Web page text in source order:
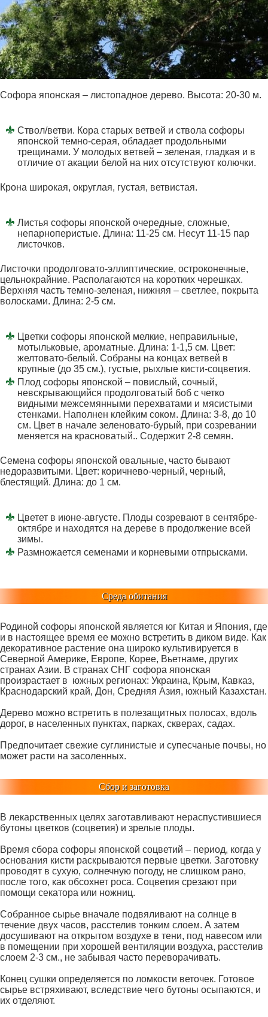
Софора японская – листопадное дерево. Высота: 20-30 м.
Ствол/ветви. Кора старых ветвей и ствола софоры
японской темно-серая, обладает продольными
трещинами. У молодых ветвей – зеленая, гладкая и в
отличие от акации белой на них отсутствуют колючки.
Крона широкая, округлая, густая, ветвистая.
Листья софоры японской очередные, сложные,
непарноперистые. Длина: 11-25 см. Несут 11-15 пар
листочков.
Листочки продолговато-эллиптические, остроконечные,
цельнокрайние. Располагаются на коротких черешках.
Верхняя часть темно-зеленая, нижняя – светлее, покрыта
волосками. Длина: 2-5 см.
Цветки софоры японской мелкие, неправильные,
мотыльковые, ароматные. Длина: 1-1,5 см. Цвет:
желтовато-белый. Собраны на концах ветвей в
крупные (до 35 см.), густые, рыхлые кисти-соцветия.
Плод софоры японской – повислый, сочный,
невскрывающийся продолговатый боб с четко
видными межсемянными перехватами и мясистыми
стенками. Наполнен клейким соком. Длина: 3-8, до 10
см. Цвет в начале зеленовато-бурый, при созревании
меняется на красноватый.. Содержит 2-8 семян.
Семена софоры японской овальные, часто бывают
недоразвитыми. Цвет: коричнево-черный, черный,
блестящий. Длина: до 1 см.
Цветет в июне-августе. Плоды созревают в сентябре-
октябре и находятся на дереве в продолжение всей
зимы.
Размножается семенами и корневыми отпрысками.
Среда обитания
Родиной софоры японской является юг Китая и Япония, где
и в настоящее время ее можно встретить в диком виде. Как
декоративное растение она широко культивируется в
Северной Америке, Европе, Корее, Вьетнаме, других
странах Азии. В странах СНГ софора японская
произрастает в южных регионах: Украина, Крым, Кавказ,
Краснодарский край, Дон, Средняя Азия, южный Казахстан.
Дерево можно встретить в полезащитных полосах, вдоль
дорог, в населенных пунктах, парках, скверах, садах.
Предпочитает свежие суглинистые и супесчаные почвы, но
может расти на засоленных.
Сбор и заготовка
В лекарственных целях заготавливают нераспустившиеся
бутоны цветков (соцветия) и зрелые плоды.
Время сбора софоры японской соцветий – период, когда у
основания кисти раскрываются первые цветки. Заготовку
проводят в сухую, солнечную погоду, не слишком рано,
после того, как обсохнет роса. Соцветия срезают при
помощи секатора или ножниц.
Собранное сырье вначале подвяливают на солнце в
течение двух часов, расстелив тонким слоем. А затем
досушивают на открытом воздухе в тени, под навесом или
в помещении при хорошей вентиляции воздуха, расстелив
слоем 2-3 см., не забывая часто переворачивать.
Конец сушки определяется по ломкости веточек. Готовое
сырье встряхивают, вследствие чего бутоны осыпаются, и
их отделяют.